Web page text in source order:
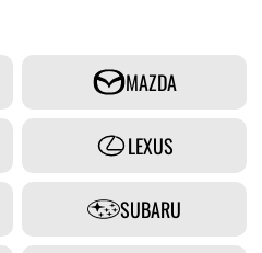
MAZDA
LEXUS
SUBARU